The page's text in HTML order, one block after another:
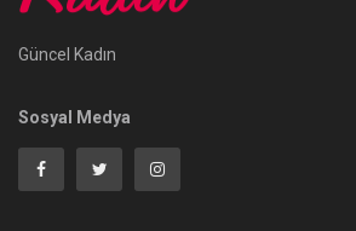
Güncel Kadın
Sosyal Medya